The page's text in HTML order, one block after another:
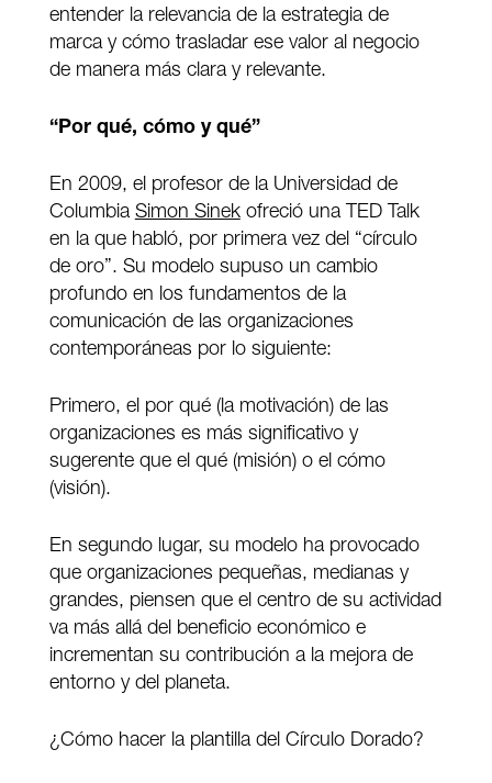
entender la relevancia de la estrategia de
marca y cómo trasladar ese valor al negocio
de manera más clara y relevante.
“Por qué, cómo y qué”
En 2009, el profesor de la Universidad de
Columbia Simon Sinekofreció una TED Talk
en la que habló, por primera vez del “círculo
de oro”. Su modelo supuso un cambio
profundo en los fundamentos de la
comunicación de las organizaciones
contemporáneas por lo siguiente:
Primero, el por qué (la motivación) de las
organizaciones es más significativo y
sugerente que el qué (misión) o el cómo
(visión).
En segundo lugar, su modelo ha provocado
que organizaciones pequeñas, medianas y
grandes, piensen que el centro de su actividad
va más allá del beneficio económico e
incrementan su contribución a la mejora de
entorno y del planeta.
¿Cómo hacer la plantilla del Círculo Dorado?